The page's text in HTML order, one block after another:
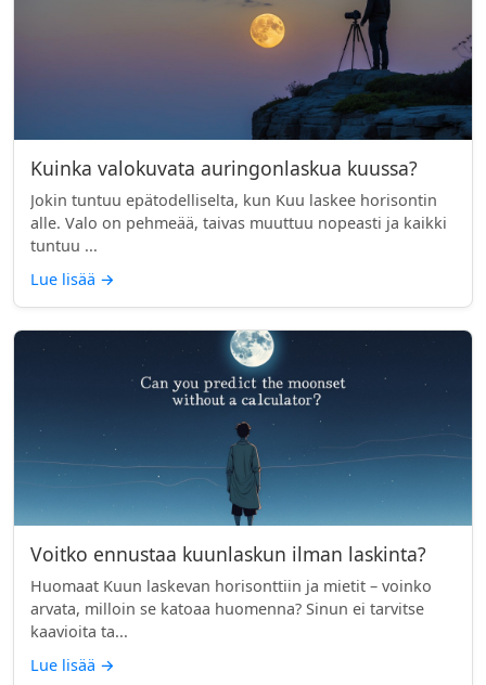
Kuinka valokuvata auringonlaskua kuussa?
Jokin tuntuu epätodelliselta, kun Kuu laskee horisontin
alle. Valo on pehmeää, taivas muuttuu nopeasti ja kaikki
tuntuu ...
Lue lisää →
Voitko ennustaa kuunlaskun ilman laskinta?
Huomaat Kuun laskevan horisonttiin ja mietit – voinko
arvata, milloin se katoaa huomenna? Sinun ei tarvitse
kaavioita ta...
Lue lisää →